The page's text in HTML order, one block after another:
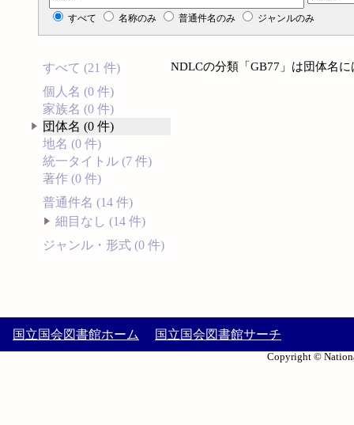
すべて 名称のみ 普通件名のみ ジャンルのみ
すべて (21 件)
個人名 (0 件)
家族名 (0 件)
団体名 (0 件)
地名 (0 件)
統一タイトル (7 件)
著作 (0 件)
普通件名 (14 件)
細目なし (14 件)
ジャンル・形式 (0 件)
NDLCの分類「GB77」は団体名
国立国会図書館ホーム 国立国会図書館サーチ
Copyright ©